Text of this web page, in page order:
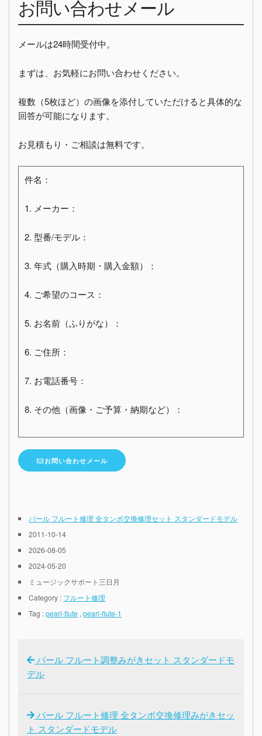
お問い合わせメール
メールは24時間受付中。
まずは、お気軽にお問い合わせください。
複数（5枚ほど）の画像を添付していただけると具体的な
回答が可能になります。
お見積もり・ご相談は無料です。
件名：
1. メーカー：
2. 型番/モデル：
3. 年式（購入時期・購入金額）：
4. ご希望のコース：
5. お名前（ふりがな）：
6. ご住所：
7. お電話番号：
8. その他（画像・ご予算・納期など）：
お問い合わせメール
パール フルート修理 全タンポ交換修理セット スタンダードモデル
2011-10-14
2026-08-05
2024-05-20
ミュージックサポート三日月
Category : フルート修理
Tag :pearl-flute ,pearl-flute-1
パール フルート調整みがきセット スタンダードモ
デル
パール フルート修理 全タンポ交換修理みがきセッ
ト スタンダードモデル